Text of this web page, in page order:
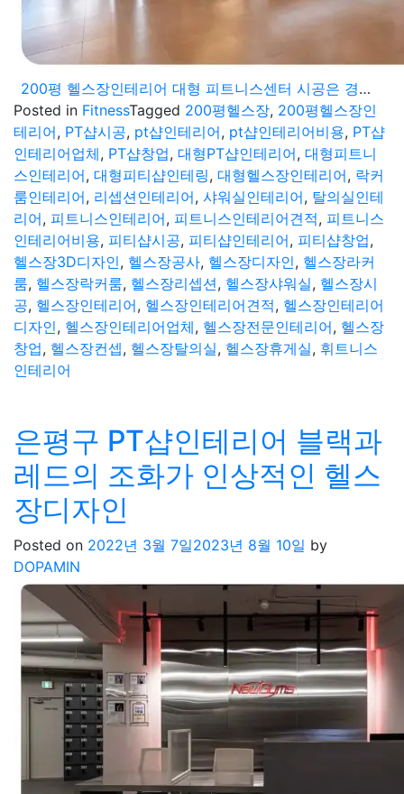
200평 헬스장인테리어 대형 피트니스센터 시공은 경험많은 916디자인에서
Posted in FitnessTagged 200평헬스장, 200평헬스장인
테리어, PT샵시공, pt샵인테리어, pt샵인테리어비용, PT샵
인테리어업체, PT샵창업, 대형PT샵인테리어, 대형피트니
스인테리어, 대형피티샵인테링, 대형헬스장인테리어, 락커
룸인테리어, 리셉션인테리어, 샤워실인테리어, 탈의실인테
리어, 피트니스인테리어, 피트니스인테리어견적, 피트니스
인테리어비용, 피티샵시공, 피티샵인테리어, 피티샵창업,
헬스장3D디자인, 헬스장공사, 헬스장디자인, 헬스장라커
룸, 헬스장락커룸, 헬스장리셉션, 헬스장샤워실, 헬스장시
공, 헬스장인테리어, 헬스장인테리어견적, 헬스장인테리어
디자인, 헬스장인테리어업체, 헬스장전문인테리어, 헬스장
창업, 헬스장컨셉, 헬스장탈의실, 헬스장휴게실, 휘트니스
인테리어
은평구 PT샵인테리어 블랙과
레드의 조화가 인상적인 헬스
장디자인
Posted on 2022년 3월 7일2023년 8월 10일 by
DOPAMIN